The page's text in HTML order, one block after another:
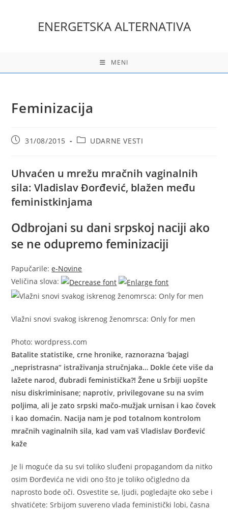
ENERGETSKA ALTERNATIVA
MENI
Feminizacija
Post31/08/2015
PostUDARNE VESTI
Uhvaćen u mrežu mračnih vaginalnih
sila: Vladislav Đorđević, blažen među
feministkinjama
Odbrojani su dani srpskoj naciji ako
se ne odupremo feminizaciji
Papučarile:e-Novine
Veličina slova:
Vlažni snovi svakog iskrenog ženomrsca: Only for men
Photo: wordpress.com
Batalite statistike, crne hronike, raznorazna ‘bajagi
„nepristrasna“ istraživanja stručnjaka… Dokle ćete više da
lažete narod, đubradi feministička?! Žene u Srbiji uopšte
nisu diskriminisane; naprotiv, privilegovane su na svim
poljima, ali je zato srpski mačo-mužjak urnisan i kao čovek
i kao domaćin. Nacija nam je pod totalnom kontrolom
mračnih vaginalnih sila, kad vam vaš Vladislav Đorđević
kaže
Je li moguće da su svi toliko sluđeni propagandom da nitko
osim Đorđevića ne vidi ono što je toliko očigledno da
naprosto bode oči. Osvestite se, ljudi, pogledajte oko sebe i
shvatićete: Srbijom suvereno vlada feministički lobi, časna